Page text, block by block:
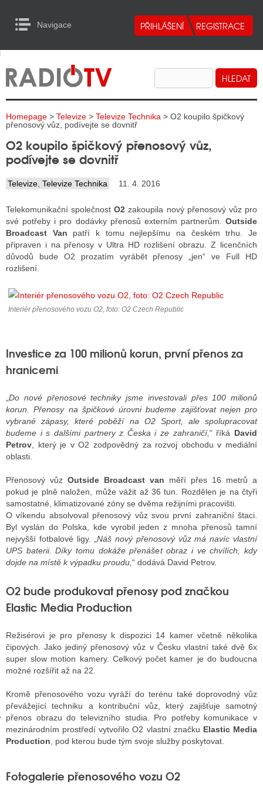
Navigace
RADIA
TELEVIZE
INTERNET
TISK
RADIA
RÁDIÍ
RÁDIÍ
VYSÍLAČE
TELEVIZE
VYSÍLAČE
RÁDIA
STRÁNKY RÁDIÍ
STRÁNKY TV
TISK
STÁT BLOGEREM
BLOGERA
STARŠÍCH DISKUZÍ
to Content
Homepage > Televize > Televize Technika > O2 koupilo špičkový
přenosový vůz, podívejte se dovnitř
O2 koupilo špičkový přenosový vůz,
podívejte se dovnitř
Televize Televize Technika 11. 4. 2016
Telekomunikační společnostO2 zakoupila nový přenosový vůz pro
své potřeby i pro dodávky přenosů externím partnerům. Outside
Broadcast Van patří k tomu nejlepšímu na českém trhu. Je
připraven i na přenosy v Ultra HD rozlišení obrazu. Z licenčních
důvodů bude O2 prozatím vyrábět přenosy „jen“ ve Full HD
rozlišení.
Interiér přenosového vozu O2, foto: O2 Czech Republic
Investice za 100 milionů korun, první přenos za
hranicemi
Do nové přenosové techniky jsme investovali přes 100 milionů
korun. Přenosy na špičkové úrovni budeme zajišťovat nejen pro
vybrané zápasy, které poběží na O2 Sport, ale spolupracovat
budeme i s dalšími partnery z Česka i ze zahraničí,“ říká David
Petrov , který je v O2 zodpovědný za rozvoj obchodu v mediální
oblasti.
Přenosový vůz Outside Broadcast van měří přes 16 metrů a
pokud je plně naložen, může vážit až 36 tun. Rozdělen je na čtyři
samostatné, klimatizované zóny se dvěma režijními pracovišti.
O víkendu absolvoval přenosový vůz svou první zahraniční štaci.
Byl vyslán do Polska, kde vyrobil jeden z mnoha přenosů tamní
nejvyšší fotbalové ligy. „Náš nový přenosový vůz má navíc vlastní
UPS baterii. Díky tomu dokáže přenášet obraz i ve chvílích, kdy
dojde na místě k výpadku proudu, “ dodává David Petrov.
O2 bude produkovat přenosy pod značkou
Elastic Media Production
Režisérovi je pro přenosy k dispozici 14 kamer včetně několika
čipových. Jako jediný přenosový vůz v Česku vlastní také dvě 6x
super slow motion kamery. Celkový počet kamer je do budoucna
možné rozšířit až na 22.
Kromě přenosového vozu vyráží do terénu také doprovodný vůz
převážející techniku a kontribuční vůz, který zajišťuje samotný
přenos obrazu do televizního studia. Pro potřeby komunikace v
mezinárodním prostředí vytvořilo O2 vlastní značku Elastic Media
Production , pod kterou bude tým svoje služby poskytovat.
Fotogalerie přenosového vozu O2